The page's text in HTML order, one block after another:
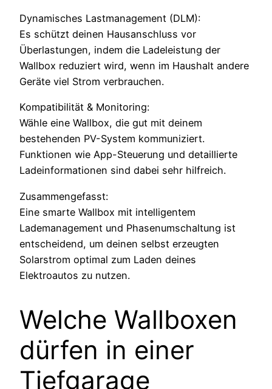
Dynamisches Lastmanagement (DLM):
Es schützt deinen Hausanschluss vor
Überlastungen, indem die Ladeleistung der
Wallbox reduziert wird, wenn im Haushalt andere
Geräte viel Strom verbrauchen.
Kompatibilität & Monitoring:
Wähle eine Wallbox, die gut mit deinem
bestehenden PV-System kommuniziert.
Funktionen wie App-Steuerung und detaillierte
Ladeinformationen sind dabei sehr hilfreich.
Zusammengefasst:
Eine smarte Wallbox mit intelligentem
Lademanagement und Phasenumschaltung ist
entscheidend, um deinen selbst erzeugten
Solarstrom optimal zum Laden deines
Elektroautos zu nutzen.
Welche Wallboxen
dürfen in einer
Tiefgarage